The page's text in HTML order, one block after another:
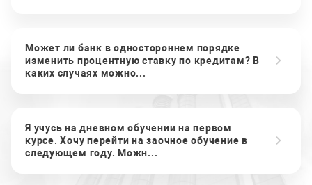
Может ли банк в одностороннем порядке
изменить процентную ставку по кредитам? В
каких случаях можно...
Я учусь на дневном обучении на первом
курсе. Хочу перейти на заочное обучение в
следующем году. Можн...